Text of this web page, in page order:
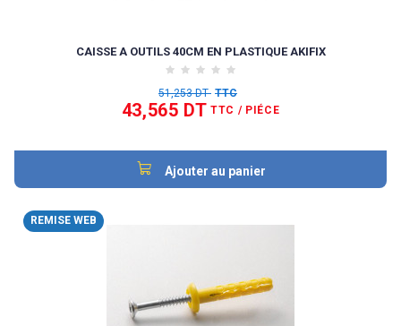
CAISSE A OUTILS 40CM EN PLASTIQUE AKIFIX
51,253 DT TTC
43,565 DT TTC / PIÉCE
Ajouter au panier
REMISE WEB